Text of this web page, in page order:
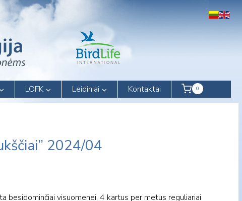
LOFK Leidiniai Kontaktai 0
2024/04
besidominčiai visuomenei, 4 kartus per metus reguliariai